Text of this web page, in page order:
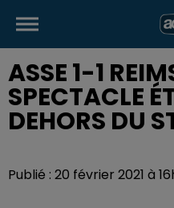
ASSE 1-1
SPECTACLE
DEHORS DU
Publié : 20 février 2021 à